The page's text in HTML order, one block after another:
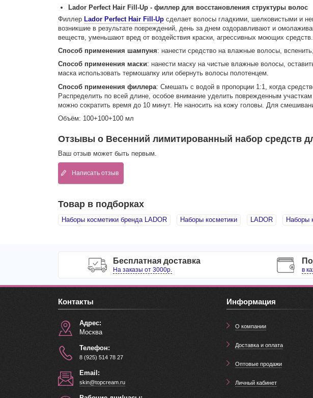
Lador Perfect Hair Fill-Up - филлер для восстановления структуры волос
Филлер Lador Perfect Hair Fill-Upсделает волосы гладкими, шелковистыми и
возникшие в результате повреждений, день за днем оздоравливают и
веществ, уменьшают вред от воздействия краски, агрессивных моющих средств.
Способ применения шампуня: нанести средство на влажные волосы,
Способ применения маски: нанести маску на чистые влажные волосы,
маска использовать термошапку или обернуть волосы полотенцем.
Способ применения филлера: Смешать с водой в пропорции 1:1, когда
Распределить по всей длине, особое внимание уделить поврежденным
можно сократить время до 10 минут. Не наносить на кожу головы. Для
Объём: 100+100+100 мл
Отзывы о Весенний лимитированный набор средств
Ваш отзыв может быть первым.
Написать отзыв
Товар в подборках
Наборы косметики бренда LADOR Наборы косметики LADOR Наборы
Бесплатная доставка
На заказы от 3000р. в
Контакты
Адрес:
Москва
Телефон:
8 (925) 514 78 27
Email:
skin@topcream.ru
Информация
О компании
Доставка и оплата
Оптовые продажи
Личный кабинет